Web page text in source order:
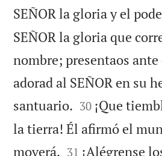
SEÑOR la gloria y el
SEÑOR la gloria que
nombre; presentaos
adorad al SEÑOR en su
santuario. 

30 ¡Que
la tierra! Él afirmó el
moverá. 

31 ¡Alégrense